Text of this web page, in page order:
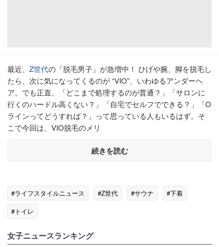
最近、 Z世代の「脱毛男子」が急増中！ ひげや腕、脚を脱毛し
たら、次に気になってくるのが “VIO”、いわゆるアンダーヘ
ア。でも正直、「どこまで処理するのが普通？」「サロンに
行くのハードル高くない？」「自宅でセルフでできる？」「O
ラインってどうすれば？」って思っている人もいるはず。そ
こで今回は、VIO脱毛のメリ
続きを読む
#ライフスタイルニュース #Z世代 #サウナ
#下着
#トイレ
女子ニュースランキング